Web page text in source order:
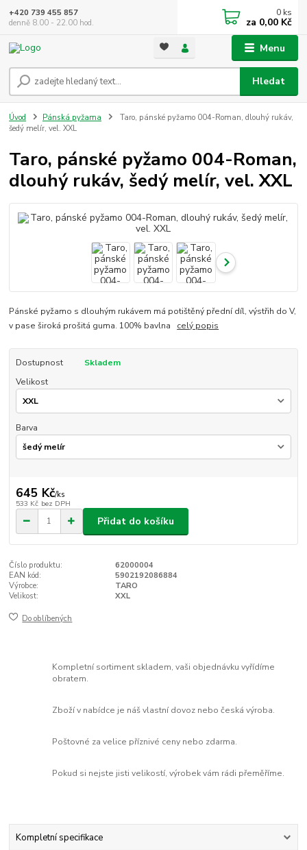
Menu
Hledat
+420 739 455 857
denně 8.00 - 22.00 hod.
0 ks
za 0,00 Kč
Úvod Pánská pyžama
Taro, pánské pyžamo 004-Roman, dlouhý rukáv,
šedý melír, vel. XXL
Taro, pánské pyžamo 004-Roman,
dlouhý rukáv, šedý melír, vel. XXL
Pánské pyžamo s dlouhým rukávem má potištěný přední díl, výstřih do V,
v pase široká prošitá guma. 100% bavlna celý popis
Dostupnost
Skladem
Velikost
Barva
645 Kč/ks
533 Kč bez DPH
Přidat do košíku
Číslo produktu:
62000004
EAN kód:
5902192086884
Výrobce:
TARO
Velikost:
XXL
Do oblíbených
Kompletní sortiment skladem, vaši objednávku vyřídíme
obratem.
Zboží v nabídce je náš vlastní dovoz nebo česká výroba.
Poštovné za velice příznivé ceny nebo zdarma.
Pokud si nejste jisti velikostí, výrobek vám rádi přeměříme.
Kompletní specifikace